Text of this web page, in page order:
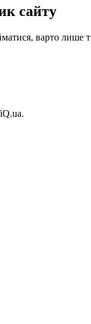
сайту
варто лише